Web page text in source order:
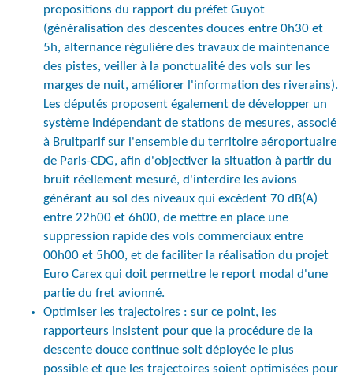
propositions du rapport du préfet Guyot
(généralisation des descentes douces entre 0h30 et
5h, alternance régulière des travaux de maintenance
des pistes, veiller à la ponctualité des vols sur les
marges de nuit, améliorer l'information des riverains).
Les députés proposent également de développer un
système indépendant de stations de mesures, associé
à Bruitparif sur l'ensemble du territoire aéroportuaire
de Paris-CDG, afin d'objectiver la situation à partir du
bruit réellement mesuré, d'interdire les avions
générant au sol des niveaux qui excèdent 70 dB(A)
entre 22h00 et 6h00, de mettre en place une
suppression rapide des vols commerciaux entre
00h00 et 5h00, et de faciliter la réalisation du projet
Euro Carex qui doit permettre le report modal d'une
partie du fret avionné.
Optimiser les trajectoires : sur ce point, les
rapporteurs insistent pour que la procédure de la
descente douce continue soit déployée le plus
possible et que les trajectoires soient optimisées pour